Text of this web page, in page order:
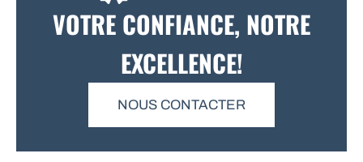
VOTRE CONFIANCE, NOTRE
EXCELLENCE!
NOUS CONTACTER